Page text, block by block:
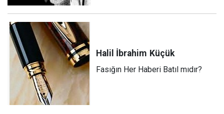
Halil İbrahim Küçük
Fasığın Her Haberi Batıl mıdır?